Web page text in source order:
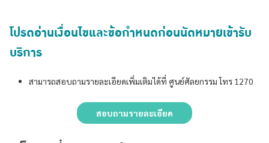
โปรดอ่านเงื่อนไขและข้อกำหนดก่อนนัดหมายเข้ารับ
บริการ
สามารถสอบถามรายละเอียดเพิ่มเติมได้ที่ ศูนย์ศัลยกรรม โทร 1270
สอบถามรายละเอียด